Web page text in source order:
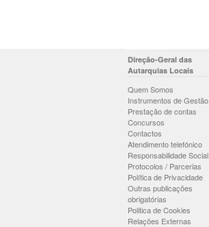
Direção-Geral das
Autarquias Locais
Quem Somos
Instrumentos de Gestão
Prestação de contas
Concursos
Contactos
Atendimento telefónico
Responsabilidade Social
Protocolos / Parcerias
Política de Privacidade
Outras publicações
obrigatórias
Politica de Cookies
Relações Externas